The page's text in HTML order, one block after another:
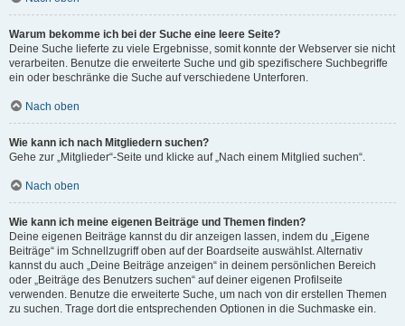
Warum bekomme ich bei der Suche eine leere Seite?
Deine Suche lieferte zu viele Ergebnisse, somit konnte der Webserver sie nicht
verarbeiten. Benutze die erweiterte Suche und gib spezifischere Suchbegriffe
ein oder beschränke die Suche auf verschiedene Unterforen.
Nach oben
Wie kann ich nach Mitgliedern suchen?
Gehe zur „Mitglieder“-Seite und klicke auf „Nach einem Mitglied suchen“.
Nach oben
Wie kann ich meine eigenen Beiträge und Themen finden?
Deine eigenen Beiträge kannst du dir anzeigen lassen, indem du „Eigene
Beiträge“ im Schnellzugriff oben auf der Boardseite auswählst. Alternativ
kannst du auch „Deine Beiträge anzeigen“ in deinem persönlichen Bereich
oder „Beiträge des Benutzers suchen“ auf deiner eigenen Profilseite
verwenden. Benutze die erweiterte Suche, um nach von dir erstellen Themen
zu suchen. Trage dort die entsprechenden Optionen in die Suchmaske ein.